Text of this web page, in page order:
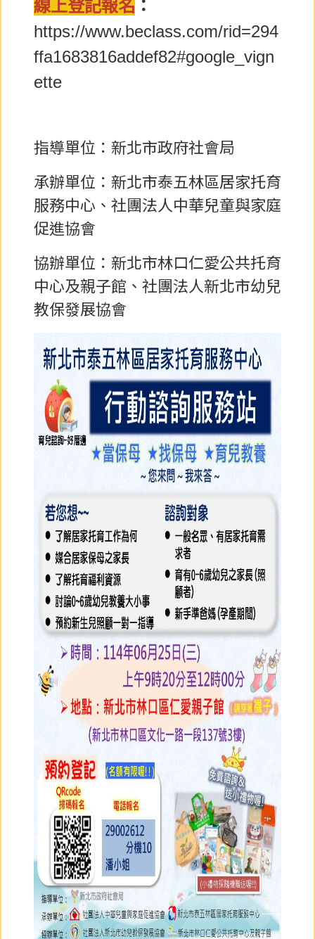
線上登記報名 ：
https://www.beclass.com/rid=294
ffa1683816addef82#google_vign
ette
指導單位：新北市政府社會局
承辦單位：新北市泰五林區居家托育
服務中心、社團法人中華兒童與家庭
促進協會
協辦單位：新北市林口仁愛公共托育
中心及親子館、社團法人新北市幼兒
教保發展協會